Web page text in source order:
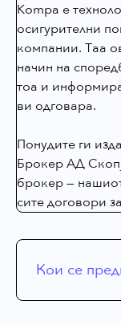
Kompa е
осигурителни
компании. Таа
начин на
тоа и
ви одговара.
Понудите ги
Брокер АД
брокер —
сите договори
Кои се